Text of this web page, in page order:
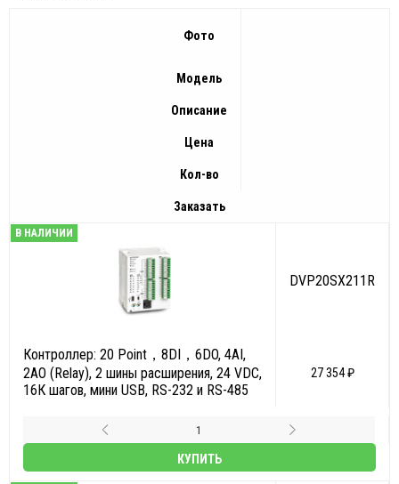
Фото
Модель
Описание
Цена
Кол-во
Заказать
В НАЛИЧИИ
DVP20SX211R
Контроллер: 20 Point，8DI，6DO, 4AI,
2AO (Relay), 2 шины расширения, 24 VDC,
16К шагов, мини USB, RS-232 и RS-485
27 354 ₽
КУПИТЬ